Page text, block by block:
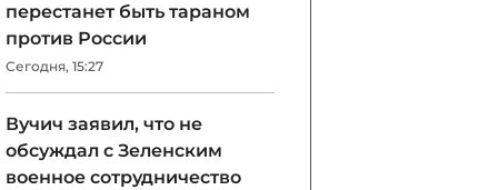
перестанет быть тараном
против России
Сегодня, 15:27
Вучич заявил, что не
обсуждал с Зеленским
военное сотрудничество